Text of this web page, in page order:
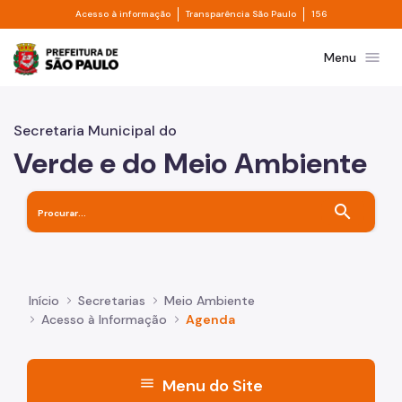
Pular para o Conteúdo principal
Acesso à informação Divisor de acesso à informação
Transparência São Paulo Divisor de
156
Prefeitura de São PauloMenu menu
Secretaria Municipal do
Verde e do Meio Ambiente
search
Início Secretarias
Meio Ambiente
Acesso à Informação
Agenda
menu Menu do Site